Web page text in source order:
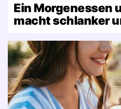
Ein Morgenessen
macht schlanker